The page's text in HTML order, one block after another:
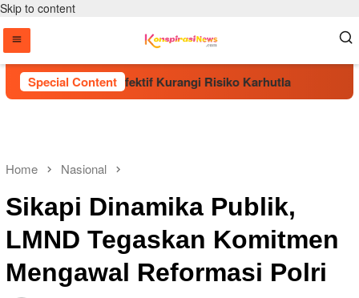
Skip to content
Special Content
Pohon Dinilai Efektif Kurangi Risiko Karhutla
Home Nasional
Sikapi Dinamika Publik,
LMND Tegaskan Komitmen
Mengawal Reformasi Polri